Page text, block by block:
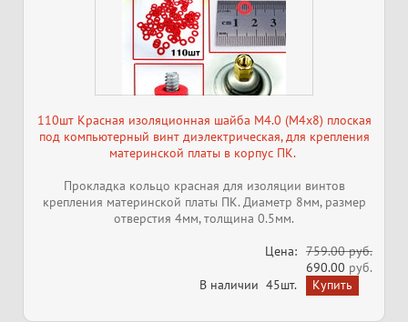
110шт Красная изоляционная шайба М4.0 (M4x8) плоская
под компьютерный винт диэлектрическая, для крепления
материнской платы в корпус ПК.
Прокладка кольцо красная для изоляции винтов
крепления материнской платы ПК. Диаметр 8мм, размер
отверстия 4мм, толщина 0.5мм.
Цена: 759.00 руб.
690.00 руб.
В наличии 45шт.